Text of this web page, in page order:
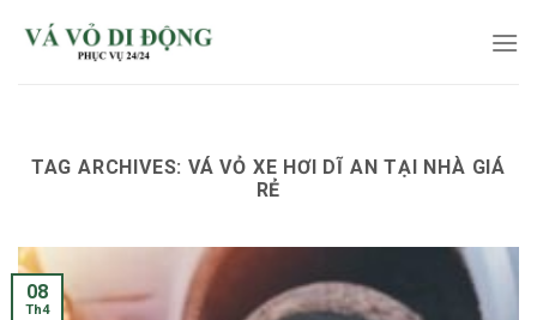
TAG ARCHIVES:VÁ VỎ XE HƠI DĨ AN TẠI NHÀ GIÁ
RẺ
08
Th4